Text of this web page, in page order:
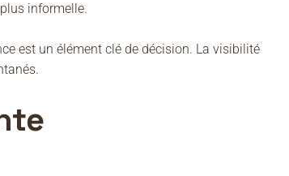
informelle.
est un élément clé de décision. La visibilité